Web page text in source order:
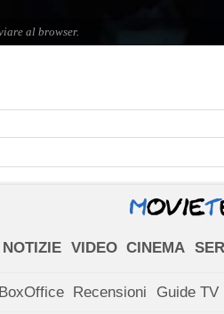
NOTIZIE VIDEO CINEMA
BoxOffice Recensioni Guide TV